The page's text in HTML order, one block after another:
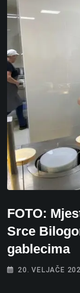
FOTO:
Srce
gablecima
20. VELJAČE